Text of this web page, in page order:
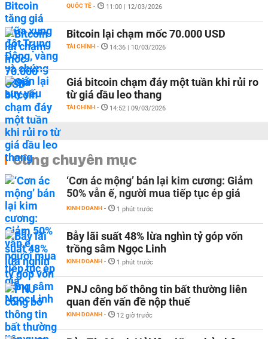
QUỐC TẾ - 11:00 | 12/03/2026
Bitcoin lại chạm mốc 70.000 USD
TÀI CHÍNH - 14:36 | 10/03/2026
Giá bitcoin chạm đáy một tuần khi rủi ro
từ giá dầu leo thang
TÀI CHÍNH - 14:52 | 09/03/2026
Cùng chuyên mục
‘Cơn ác mộng’ bán lại kim cương: Giảm
50% vẫn ế, người mua tiếp tục ép giá
KINH DOANH - 1 phút trước
Bẫy lãi suất 48% lừa nghìn tỷ góp vốn
trồng sâm Ngọc Linh
KINH DOANH - 1 phút trước
PNJ công bố thông tin bất thường liên
quan đến vấn đề nộp thuế
KINH DOANH - 12 giờ trước